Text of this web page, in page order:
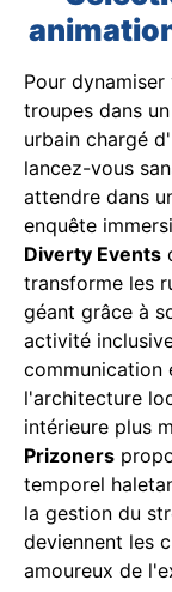
Pour dynamiser
troupes dans
urbain chargé
lancez-vous
attendre dans
enquête
Diverty Events
transforme les
géant grâce à
activité
communication
l'architecture
intérieure plus
Prizoners
temporel
la gestion du
deviennent les
amoureux de